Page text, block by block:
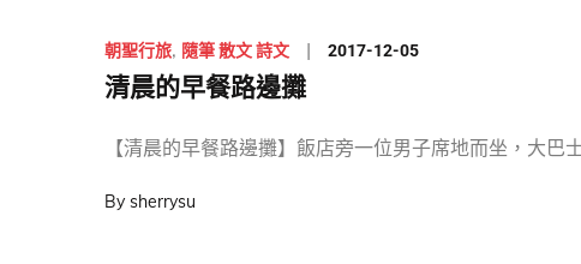
朝聖行旅 隨筆 散文 詩文
Posted
2017-12-05
清晨的早餐路邊攤
【清晨的早餐路邊攤】飯店旁一位男子席地而坐，大巴
By sherrysu